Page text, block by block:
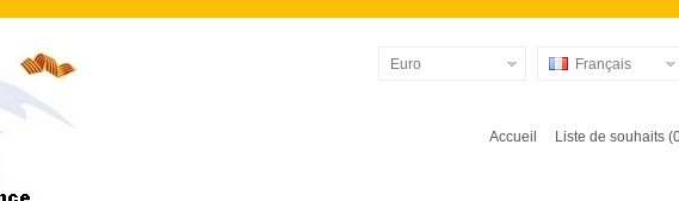
Euro Français
Accueil
Liste de souhaits